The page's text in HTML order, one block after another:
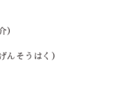
）
そうはく）